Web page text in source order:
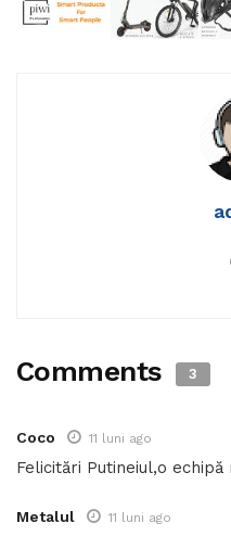
Comments 3
Coco 11 luni ago
Felicitări Putineiul,o
Metalul 11 luni ago